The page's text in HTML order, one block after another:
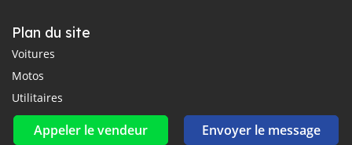
Appeler le vendeur Envoyer le message
Plan du site
Voitures
Motos
Utilitaires